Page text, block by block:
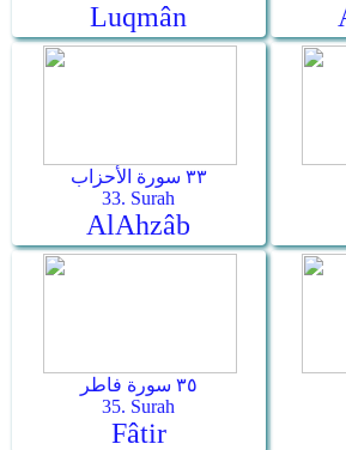
Luqmân
٣٣ سورة الأحزاب
33. Surah
Al­Ahzâb
٣٥ سورة فاطر
35. Surah
Fâtir